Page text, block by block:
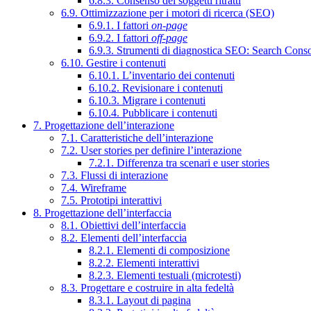
6.9. Ottimizzazione per i motori di ricerca (SEO)
6.9.1. I fattori on-page
6.9.2. I fattori off-page
6.9.3. Strumenti di diagnostica SEO: Search
6.10. Gestire i contenuti
6.10.1. L’inventario dei contenuti
6.10.2. Revisionare i contenuti
6.10.3. Migrare i contenuti
6.10.4. Pubblicare i contenuti
7. Progettazione dell’interazione
7.1. Caratteristiche dell’interazione
7.2. User stories per definire l’interazione
7.2.1. Differenza tra scenari e user stories
7.3. Flussi di interazione
7.4. Wireframe
7.5. Prototipi interattivi
8. Progettazione dell’interfaccia
8.1. Obiettivi dell’interfaccia
8.2. Elementi dell’interfaccia
8.2.1. Elementi di composizione
8.2.2. Elementi interattivi
8.2.3. Elementi testuali (microtesti)
8.3. Progettare e costruire in alta fedeltà
8.3.1. Layout di pagina